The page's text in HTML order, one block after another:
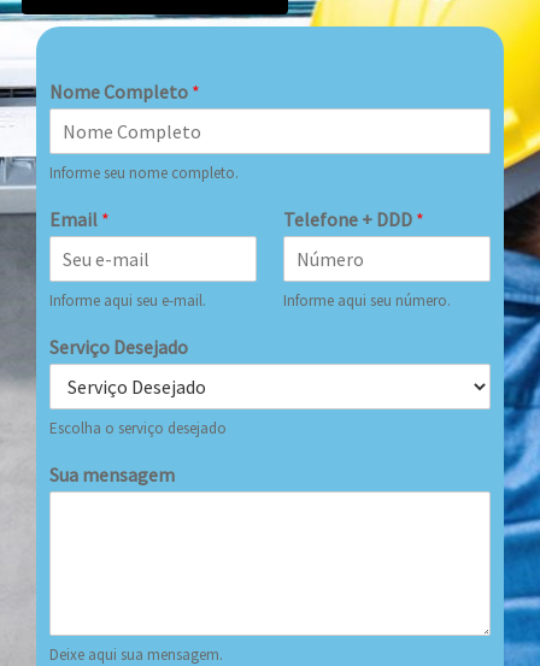
Nome Completo *
Informe seu nome completo.
Email *
Informe aqui seu e-mail.
Telefone + DDD *
Informe aqui seu número.
Serviço Desejado
Escolha o serviço desejado
Sua mensagem
Deixe aqui sua mensagem.